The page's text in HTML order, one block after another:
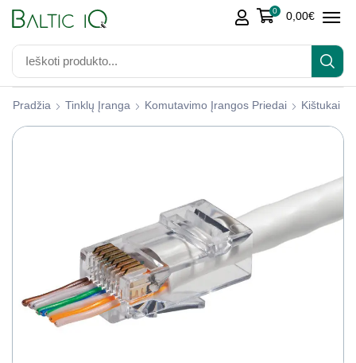
0 0,00€
Pradžia Tinklų Įranga Komutavimo Įrangos Priedai Kištukai